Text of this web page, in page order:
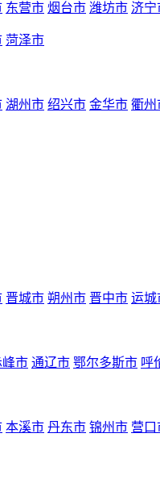
东营市 烟台市 潍坊市 济宁
菏泽市
湖州市 绍兴市 金华市 衢州
晋城市 朔州市 晋中市 运城
峰市 通辽市 鄂尔多斯市 呼
本溪市 丹东市 锦州市 营口